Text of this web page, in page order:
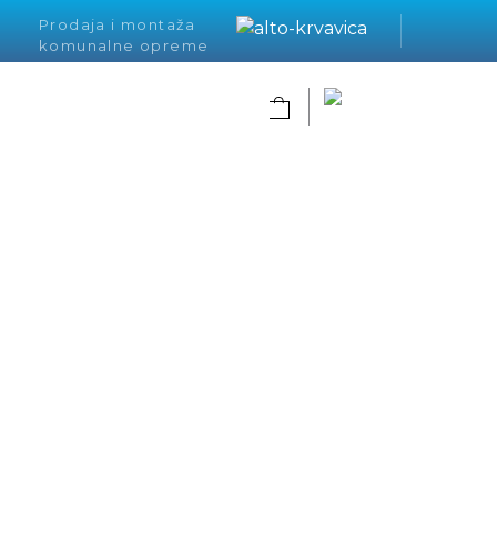
Prodaja i montaža
komunalne opreme